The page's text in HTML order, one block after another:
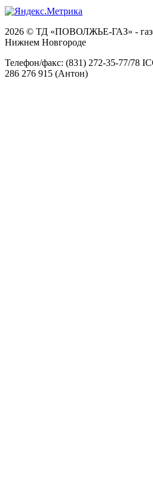
2026 © ТД «ПОВОЛЖЬЕ-ГАЗ» -
Нижнем Новгороде
Телефон/факс: (831) 272-35-77/78
286 276 915 (Антон)